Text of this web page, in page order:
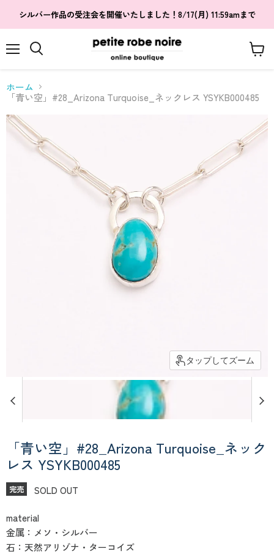
シルバー作品の受注会を開催いたしました！8/17(月) 11:59amまで
ー
る
見
ホーム
「青い空」#28_Arizona Turquoise_ネックレス YSYKB000485
タップしてズーム
「青い空」#28_Arizona Turquoise_ネック
レス YSYKB000485
完売 SOLD OUT
material
金属：メソ・シルバー
石：天然アリゾナ・ターコイズ